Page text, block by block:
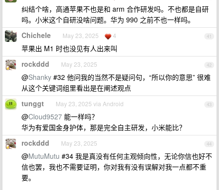
纠结个啥，高通苹果不也是和 arm 合作研发吗。不也都是自研
吗。小米这个自研没啥问题。华为 990 之前不也一样吗。
41
Chichele May 23, 2025 4
苹果出 M1 时也没见有人出来叫
42
rockddd May 23, 2025
@Shanky #32 他问我的当然不是疑问句，“所以你的意思” 很难
从这个关键词组里看出是在阐述观点
43
tunggt May 23, 2025 via Android
@Cloud9527 能一样吗？
华为有爱国金身护体，那是完全自主研发，小米能比？
44
rockddd May 23, 2025
@MutuMutu #34 我是真没有任何主观倾向性，无论你信也好不
信也罢，我也不需要证明，你对我有没有误解对我一点都不重
要。